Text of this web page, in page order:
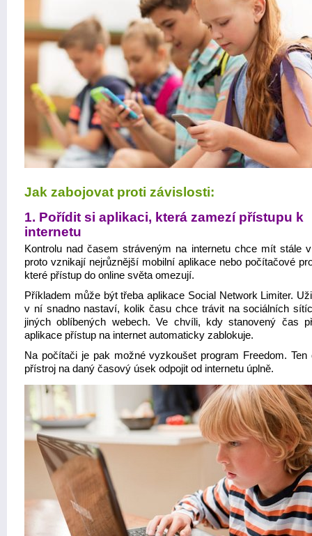
Jak zabojovat proti závislosti:
1. Pořídit si aplikaci, která zamezí přístupu k
internetu
Kontrolu nad časem stráveným na internetu chce mít stále
proto vznikají nejrůznější mobilní aplikace nebo počítačové
které přístup do online světa omezují.
Příkladem může být třeba aplikace Social Network Limiter.
v ní snadno nastaví, kolik času chce trávit na sociálních
jiných oblíbených webech. Ve chvíli, kdy stanovený čas
aplikace přístup na internet automaticky zablokuje.
Na počítači je pak možné vyzkoušet program Freedom. Ten
přístroj na daný časový úsek odpojit od internetu úplně.